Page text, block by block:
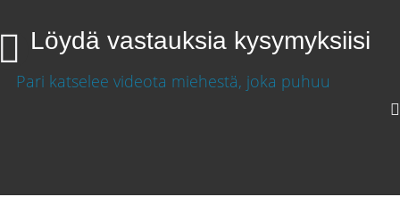
Löydä vastauksia kysymyksiisi